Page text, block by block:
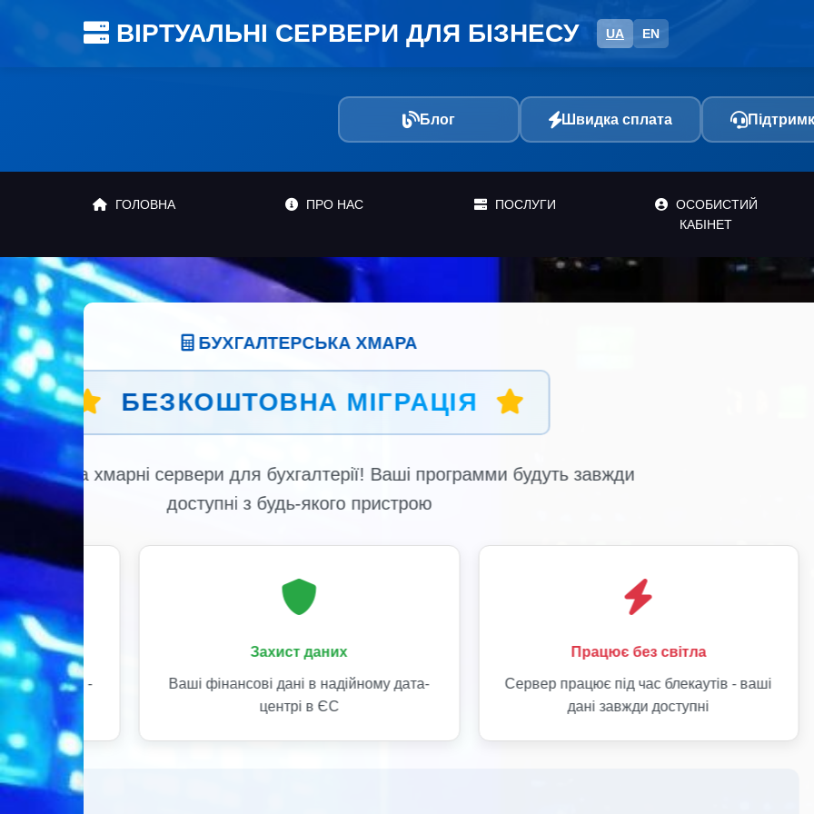
ВІРТУАЛЬНІ СЕРВЕРИ ДЛЯ БІЗНЕСУ UA EN
Блог Швидка сплата
ГОЛОВНА ПРО НАС ПОСЛУГИ
ОСОБИСТИЙ
КАБІНЕТ
Оберіть найзручніший для вас спосіб оплати. Миттєве
автоматична активація послуг!
WayForPay
Безпечна оплата картками
Visa/MasterCard з миттєвим
зарахуванням
Миттєво
LiqPay
Оплата через додаток ПриватБанку або
інтернет-банкінг
Для клієнтів ПриватБанку